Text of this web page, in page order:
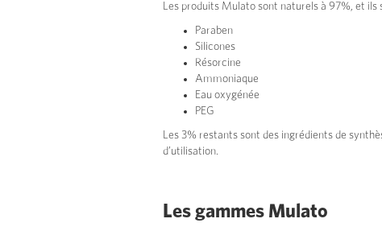
Les produits Mulato sont naturels à 97%, et ils
Paraben
Silicones
Résorcine
Ammoniaque
Eau oxygénée
PEG
Les 3% restants sont des ingrédients de
d’utilisation.
Les gammes Mulato